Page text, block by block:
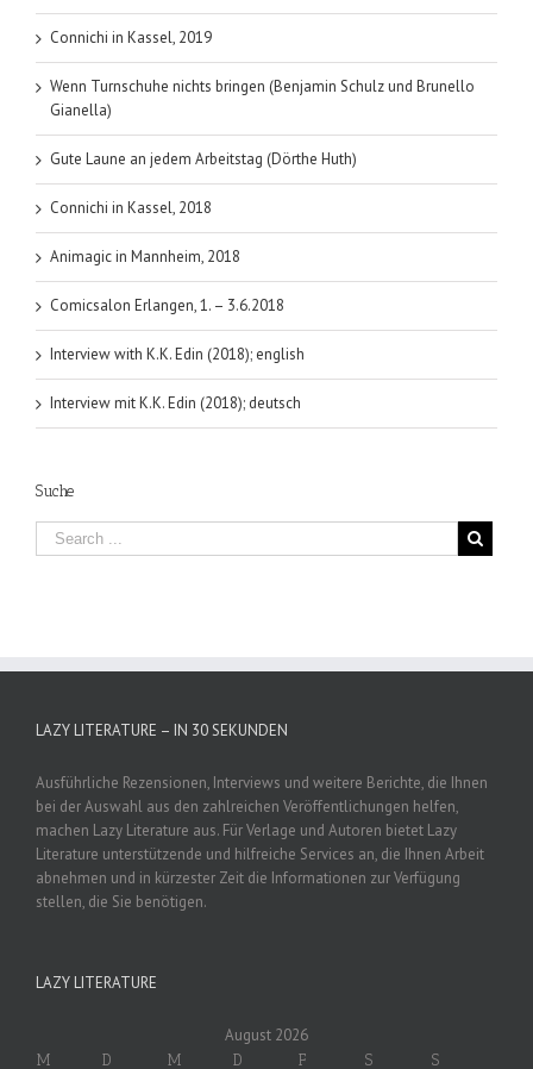
Connichi in Kassel, 2019
Wenn Turnschuhe nichts bringen (Benjamin Schulz und Brunello
Gianella)
Gute Laune an jedem Arbeitstag (Dörthe Huth)
Connichi in Kassel, 2018
Animagic in Mannheim, 2018
Comicsalon Erlangen, 1. – 3.6.2018
Interview with K.K. Edin (2018); english
Interview mit K.K. Edin (2018); deutsch
Suche
LAZY LITERATURE – IN 30 SEKUNDEN
Ausführliche Rezensionen, Interviews und weitere Berichte, die Ihnen
bei der Auswahl aus den zahlreichen Veröffentlichungen helfen,
machen Lazy Literature aus. Für Verlage und Autoren bietet Lazy
Literature unterstützende und hilfreiche Services an, die Ihnen Arbeit
abnehmen und in kürzester Zeit die Informationen zur Verfügung
stellen, die Sie benötigen.
LAZY LITERATURE
August 2026
M D M D F S S